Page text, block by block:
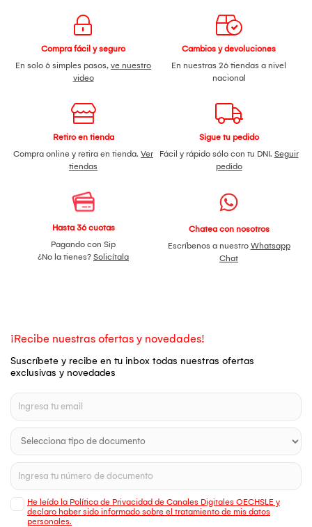
Compra fácil y seguro
En solo 6 simples pasos, ve nuestro
video
Cambios y devoluciones
En nuestras 26 tiendas a nivel
nacional
Retiro en tienda
Compra online y retira en tienda. Ver
tiendas
Sigue tu pedido
Fácil y rápido sólo con tu DNI. Seguir
pedido
Hasta 36 cuotas
Pagando con Sip
¿No la tienes? Solicítala
Chatea con nosotros
Escríbenos a nuestro Whatsapp
Chat
¡Recibe nuestras ofertas y novedades!
Suscríbete y recibe en tu inbox todas nuestras ofertas
exclusivas y novedades
He leído la Política de Privacidad de Canales Digitales OECHSLE y
declaro haber sido informado sobre el tratamiento de mis datos
personales.